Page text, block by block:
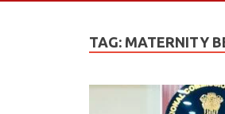
TAG: MATERNITY